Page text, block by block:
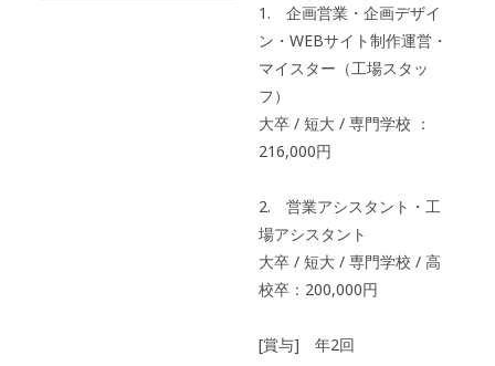
1. 企画営業・企画デザイ
ン・WEBサイト制作運営・
マイスター（工場スタッ
フ）
大卒 / 短大 / 専門学校 ：
216,000円
2. 営業アシスタント・工
場アシスタント
大卒 / 短大 / 専門学校 / 高
校卒：200,000円
[賞与] 年2回